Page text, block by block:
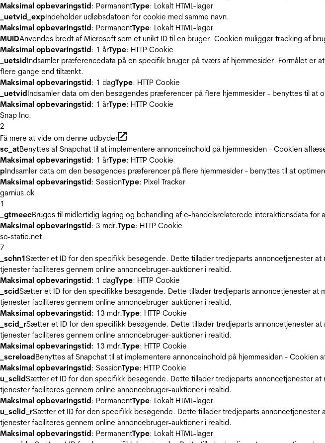
Maksimal opbevaringstid: PermanentType: Lokalt HTML-lager
_uetvid_expIndeholder udløbsdatoen for cookie med samme navn.
Maksimal opbevaringstid: PermanentType: Lokalt HTML-lager
MUIDAnvendes bredt af Microsoft som et unikt ID til en bruger. Cookien muliggør tracking af
Maksimal opbevaringstid: 1 årType: HTTP Cookie
_uetsidIndsamler præferencedata på en specifik bruger på tværs af hjemmesider. Formålet er
flere gange end tiltænkt.
Maksimal opbevaringstid: 1 dagType: HTTP Cookie
_uetvidIndsamler data om den besøgendes præferencer på flere hjemmesider - benyttes til
Maksimal opbevaringstid: 1 årType: HTTP Cookie
Snap Inc.
2
Få mere at vide om denne udbyder
sc_atBenyttes af Snapchat til at implementere annonceindhold på hjemmesiden - Cookien
Maksimal opbevaringstid: 1 årType: HTTP Cookie
pIndsamler data om den besøgendes præferencer på flere hjemmesider - benyttes til at
Maksimal opbevaringstid: SessionType: Pixel Tracker
garnius.dk
1
_gtmeecBruges til midlertidig lagring og behandling af e-handelsrelaterede interaktionsdata
Maksimal opbevaringstid: 3 mdr.Type: HTTP Cookie
sc-static.net
7
_schn1Sætter et ID for den specifikk besøgende. Dette tillader tredjeparts annoncetjenester
tjenester faciliteres gennem online annoncebruger-auktioner i realtid.
Maksimal opbevaringstid: 1 dagType: HTTP Cookie
_scidSætter et ID for den specifikke besøgende. Dette tillader tredjeparts annoncetjenester
tjenester faciliteres gennem online annoncebruger-auktioner i realtid.
Maksimal opbevaringstid: 13 mdr.Type: HTTP Cookie
_scid_rSætter et ID for den specifikk besøgende. Dette tillader tredjeparts annoncetjenester
tjenester faciliteres gennem online annoncebruger-auktioner i realtid.
Maksimal opbevaringstid: 13 mdr.Type: HTTP Cookie
_screloadBenyttes af Snapchat til at implementere annonceindhold på hjemmesiden -
Maksimal opbevaringstid: SessionType: HTTP Cookie
u_sclidSætter et ID for den specifikk besøgende. Dette tillader tredjeparts annoncetjenester
tjenester faciliteres gennem online annoncebruger-auktioner i realtid.
Maksimal opbevaringstid: PermanentType: Lokalt HTML-lager
u_sclid_rSætter et ID for den specifikk besøgende. Dette tillader tredjeparts
tjenester faciliteres gennem online annoncebruger-auktioner i realtid.
Maksimal opbevaringstid: PermanentType: Lokalt HTML-lager